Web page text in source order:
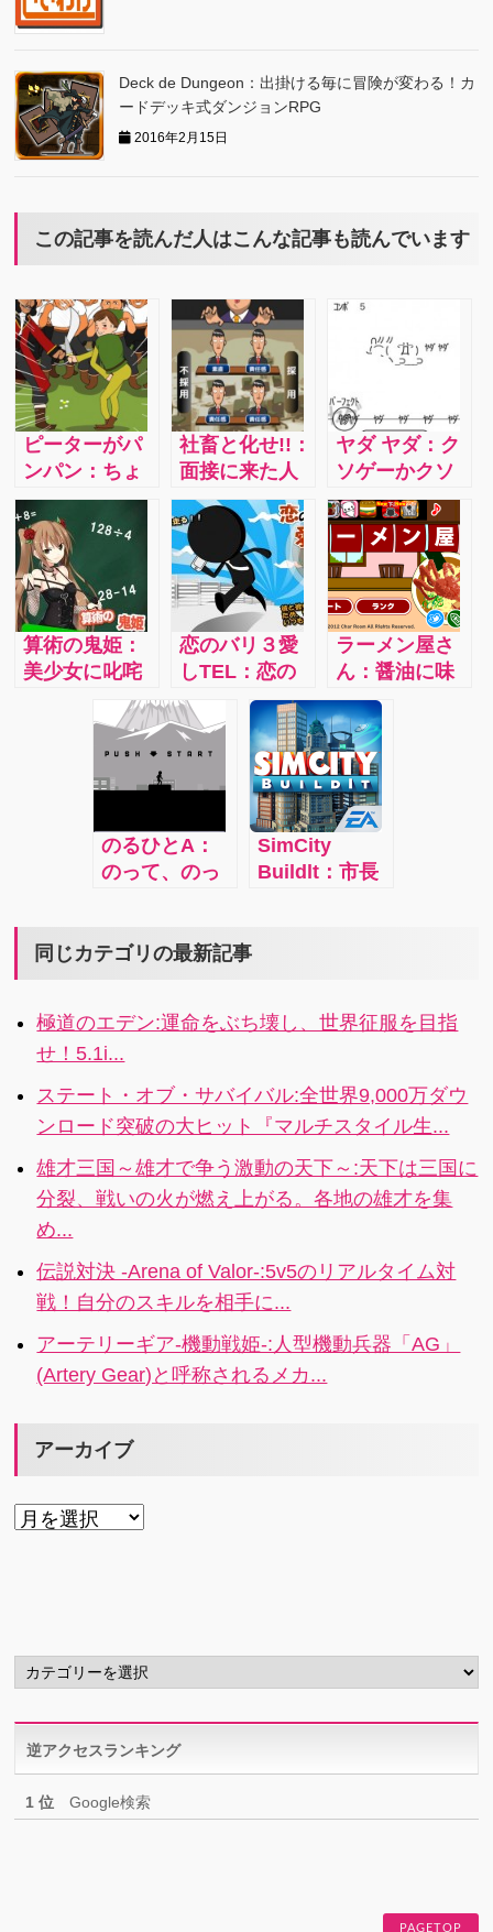
Deck de Dungeon：出掛ける毎に冒険が変わる！カ
ードデッキ式ダンジョンRPG
2016年2月15日
この記事を読んだ人はこんな記事も読んでいます
ピーターがパ
ンパン：ちょ
っぴり下品で
シュール。ス
トーリーは海
賊たちがウェ
ンディを人質
にして攻めて
きたので、撃
退するという
オリジナリテ
ィーにあふれ
るストーリ
社畜と化せ!!：
面接に来た人
材の中から、
立派な社畜と
なりそうな人
材を採用する
というゲーム
です。心が美
しい方は、こ
の辺りで『う
ッ』と若干引
き気味になる
ことでしょ
う。そうに決
まっていま
す、えぇ！
ヤダ ヤダ：ク
ソゲーかクソ
ゲーじゃない
かどちらかな
らクソゲーで
す。ゲームは
とても単純で
す。 ずっと同
じリズムでタ
ップしましょ
う。
算術の鬼姫：
美少女に叱咤
激励されて、
興奮しながら
頭が良くな
る！しかもし
少女、ボイス
付きです。
声、かわいい
恋のバリ３愛
しTEL：恋の
アンテナを求
めて走り出し
た男。彼の携
帯電話のアン
テナを常にバ
リ３にしてあ
げましょう！
二人の恋がう
てうまくい
ラーメン屋さ
ん：醤油に味
噌に豚骨に、
様々なラーメ
ンを素早く作
り、最高ラン
クのラーメン
屋を目指しま
しょう！
のるひとA：
のって、のっ
み台にしなが
SimCity
Buildlt：市長
同じカテゴリの最新記事
極道のエデン:運命をぶち壊し、世界征服を目指
せ！5.1i...
ステート・オブ・サバイバル:全世界9,000万ダウ
ンロード突破の大ヒット『マルチスタイル生...
雄才三国～雄才で争う激動の天下～:天下は三国に
分裂、戦いの火が燃え上がる。各地の雄才を集
め...
伝説対決 -Arena of Valor-:5v5のリアルタイム対
戦！自分のスキルを相手に...
アーテリーギア-機動戦姫-:人型機動兵器「AG」
(Artery Gear)と呼称されるメカ...
アーカイブ
ア
カ
テ
リ
ー逆アクセスランキング
1 位 Google検索
PAGETOP